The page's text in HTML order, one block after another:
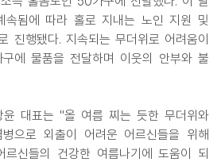
속됨에 따라 홀로 지내는 노인 지원 및
진행됐다. 지속되는 무더위로 어려움이
에 물품을 전달하며 이웃의 안부와 불
윤 대표는 "올 여름 찌는 듯한 무더위와
으로 외출이 어려운 어르신들을 위해
르신들의 건강한 여름나기에 도움이 되